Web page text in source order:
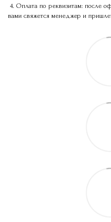
4. Оплата по реквизитам: после
вами свяжется менеджер и